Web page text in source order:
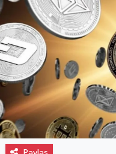
Magazin
Gayrimenkul
Spor
Eğitim